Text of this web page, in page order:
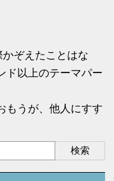
ぞえたことはな
ド以上のテーマパー
もうが、他人にすす
検索